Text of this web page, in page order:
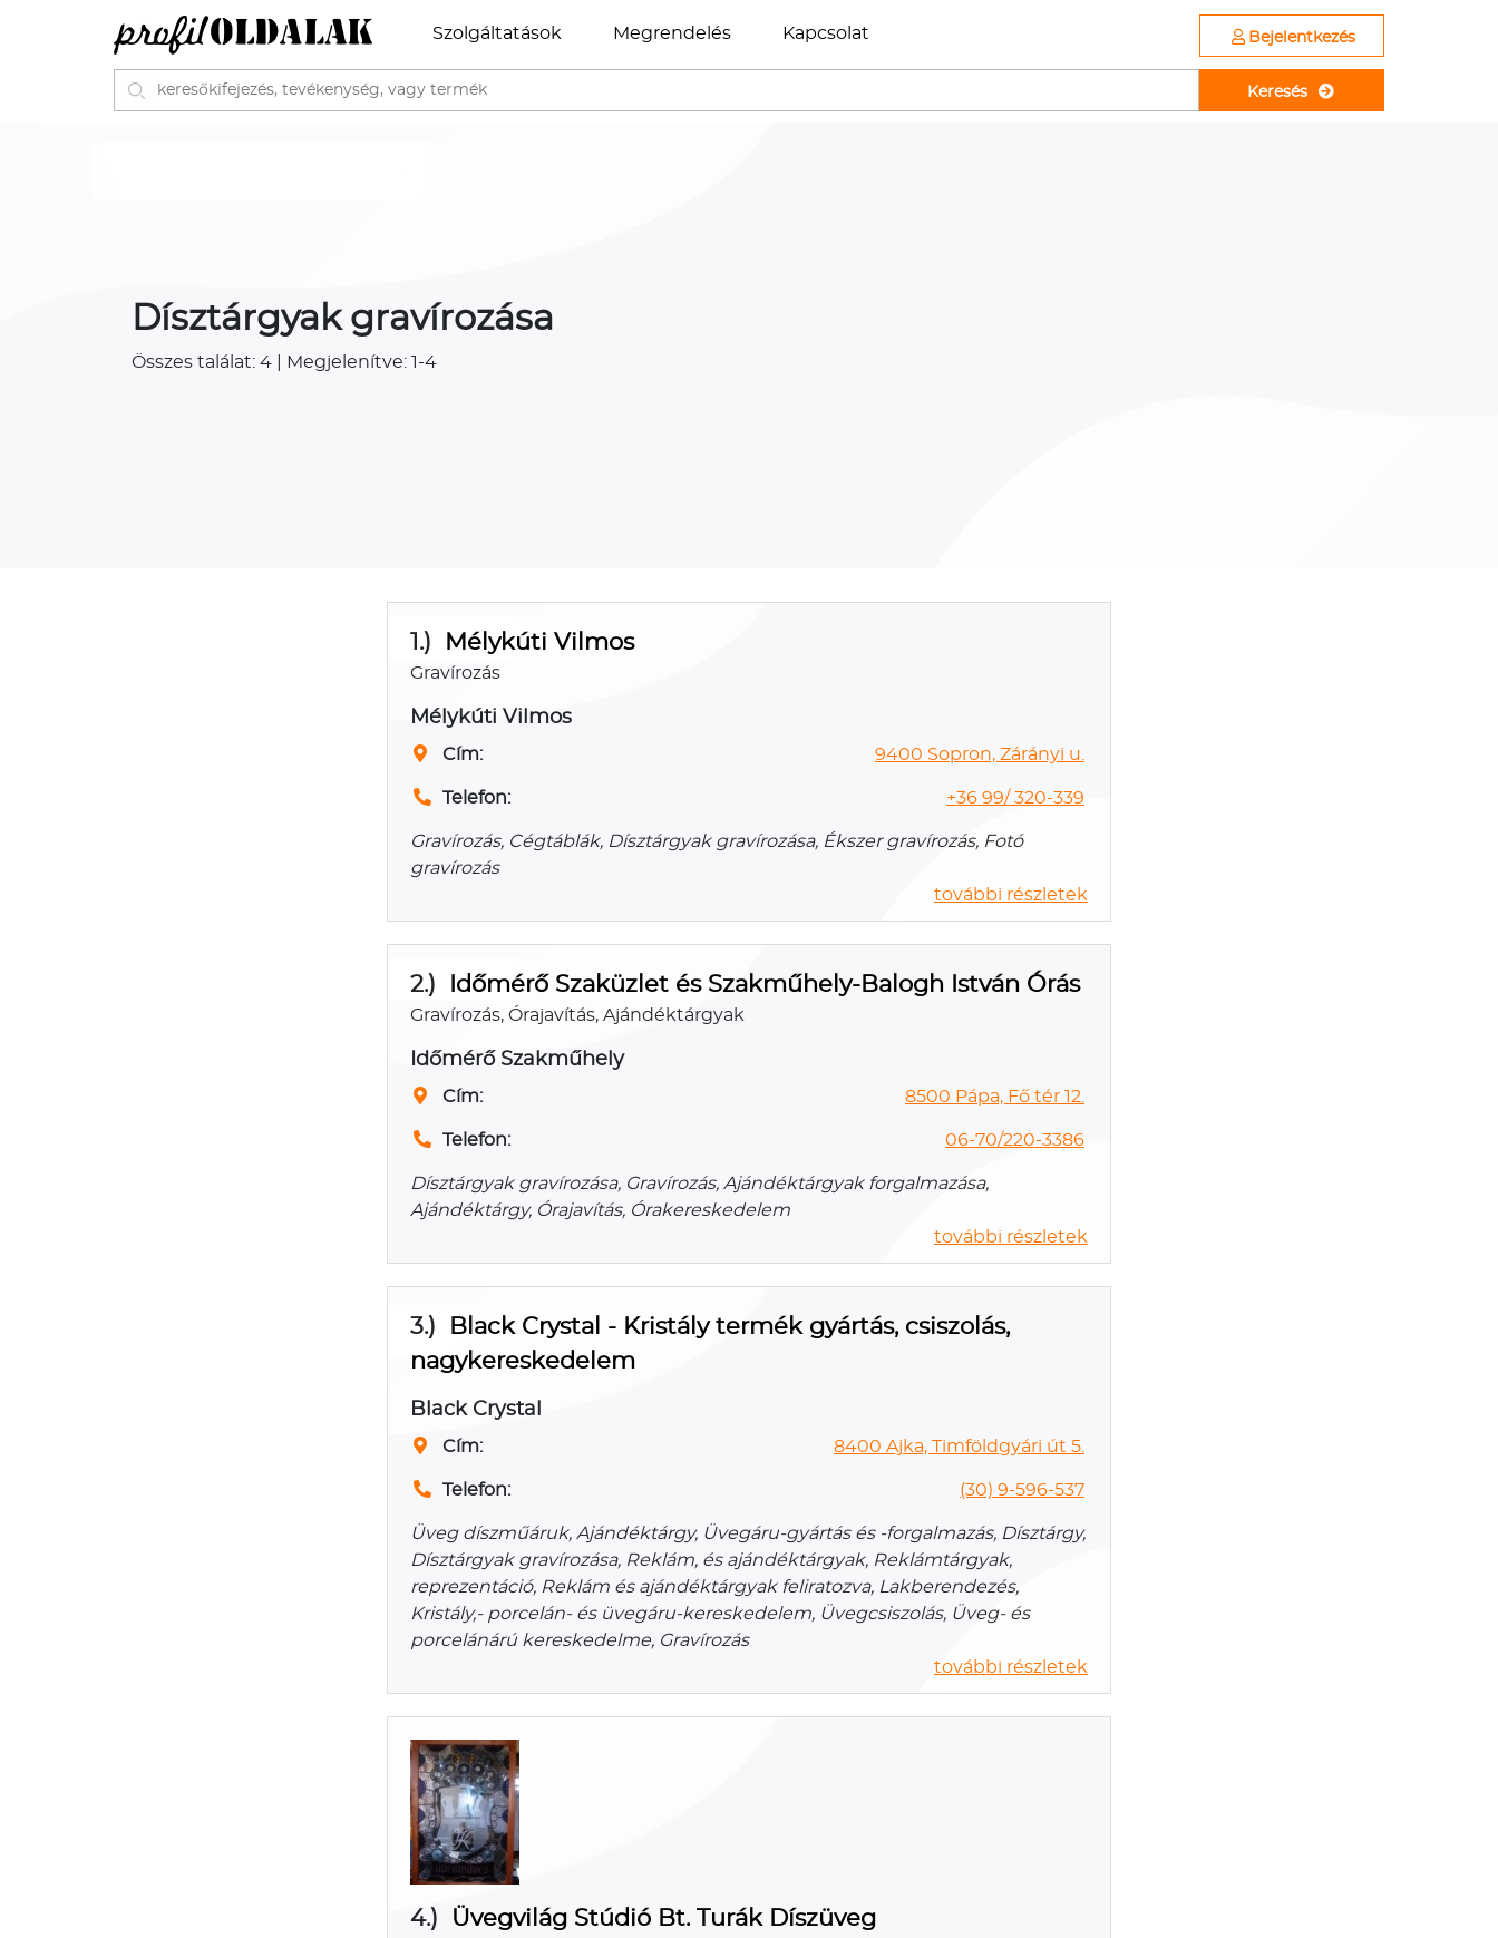
Bejelentkezés
Szolgáltatások Megrendelés Kapcsolat
Keresés
Dísztárgyak gravírozása
Összes találat: 4 | Megjelenítve: 1-4
1.) Mélykúti Vilmos
Gravírozás
Mélykúti Vilmos
Cím: 9400 Sopron, Zárányi u.
Telefon: +36 99/ 320-339
Gravírozás, Cégtáblák, Dísztárgyak gravírozása, Ékszer gravírozás, Fotó
gravírozás
további részletek
2.) Időmérő Szaküzlet és Szakműhely-Balogh István Órás
Gravírozás, Órajavítás, Ajándéktárgyak
Időmérő Szakműhely
Cím: 8500 Pápa, Fő tér 12.
Telefon: 06-70/220-3386
Dísztárgyak gravírozása, Gravírozás, Ajándéktárgyak forgalmazása,
Ajándéktárgy, Órajavítás, Órakereskedelem
további részletek
3.)
Black Crystal - Kristály termék gyártás, csiszolás,
nagykereskedelem
Black Crystal
Cím: 8400 Ajka, Timföldgyári út 5.
Telefon: (30) 9-596-537
Üveg díszműáruk, Ajándéktárgy, Üvegáru-gyártás és -forgalmazás, Dísztárgy,
Dísztárgyak gravírozása, Reklám, és ajándéktárgyak, Reklámtárgyak,
reprezentáció, Reklám és ajándéktárgyak feliratozva, Lakberendezés,
Kristály,- porcelán- és üvegáru-kereskedelem, Üvegcsiszolás, Üveg- és
porcelánárú kereskedelme, Gravírozás
további részletek
4.) Üvegvilág Stúdió Bt. Turák Díszüveg